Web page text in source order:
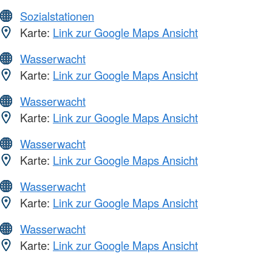
Sozialstationen
Karte: Link zur Google Maps Ansicht
Wasserwacht
Karte: Link zur Google Maps Ansicht
Wasserwacht
Karte: Link zur Google Maps Ansicht
Wasserwacht
Karte: Link zur Google Maps Ansicht
Wasserwacht
Karte: Link zur Google Maps Ansicht
Wasserwacht
Karte: Link zur Google Maps Ansicht